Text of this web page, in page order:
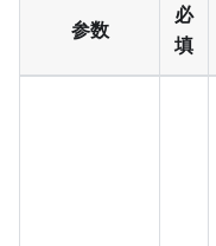
参数
必
填